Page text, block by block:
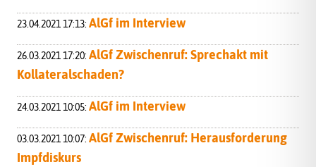
23.04.2021 17:13: AlGf im Interview
26.03.2021 17:20: AlGf Zwischenruf: Sprechakt mit
Kollateralschaden?
24.03.2021 10:05: AlGf im Interview
03.03.2021 10:07: AlGf Zwischenruf: Herausforderung
Impfdiskurs